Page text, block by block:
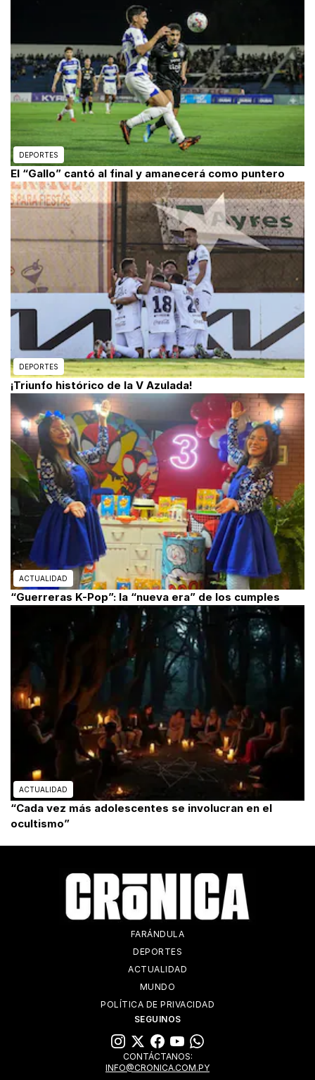
DEPORTES
El “Gallo” cantó al final y amanecerá como puntero
DEPORTES
¡Triunfo histórico de la V Azulada!
ACTUALIDAD
“Guerreras K-Pop”: la “nueva era” de los cumples
ACTUALIDAD
“Cada vez más adolescentes se involucran en el
ocultismo”
FARÁNDULA
DEPORTES
ACTUALIDAD
MUNDO
POLÍTICA DE PRIVACIDAD
SEGUINOS
CONTÁCTANOS:
INFO@CRONICA.COM.PY